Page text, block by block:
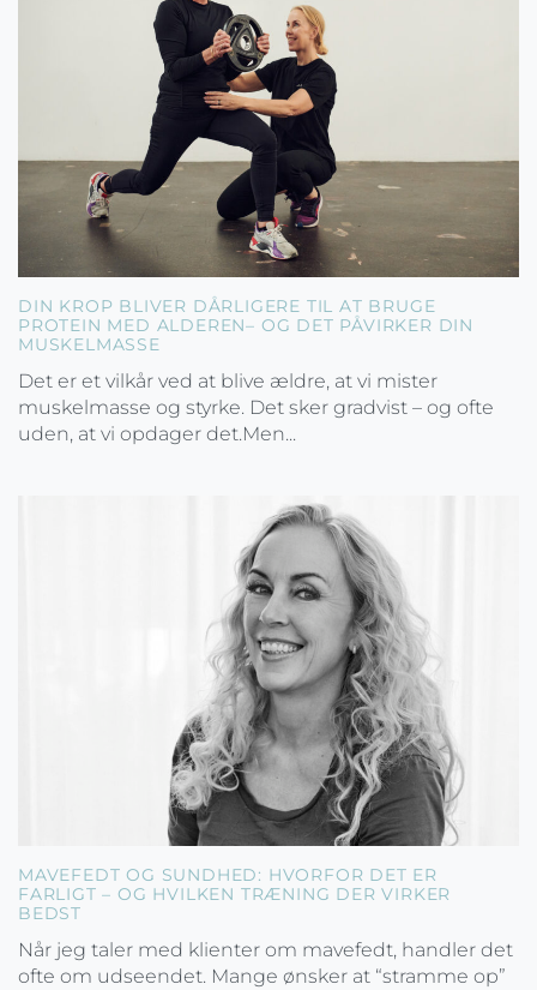
DIN KROP BLIVER DÅRLIGERE TIL AT BRUGE
PROTEIN MED ALDEREN– OG DET PÅVIRKER DIN
MUSKELMASSE
Det er et vilkår ved at blive ældre, at vi mister
muskelmasse og styrke. Det sker gradvist – og ofte
uden, at vi opdager det.Men...
MAVEFEDT OG SUNDHED: HVORFOR DET ER
FARLIGT – OG HVILKEN TRÆNING DER VIRKER
BEDST
Når jeg taler med klienter om mavefedt, handler det
ofte om udseendet. Mange ønsker at “stramme op”